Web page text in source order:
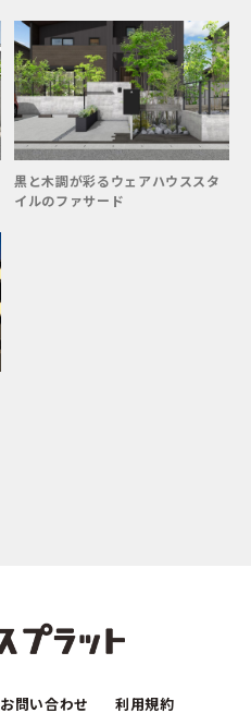
黒と木調が彩るウェアハウススタ
イルのファサード
お問い合わせ
利用規約